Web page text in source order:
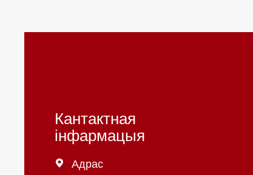
Кантактная
інфармацыя
 Адрас